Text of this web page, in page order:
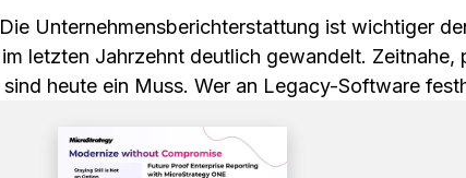
Die Unternehmensberichterstattung ist wichtiger
im letzten Jahrzehnt deutlich gewandelt.
sind heute ein Muss. Wer an Legacy-Software